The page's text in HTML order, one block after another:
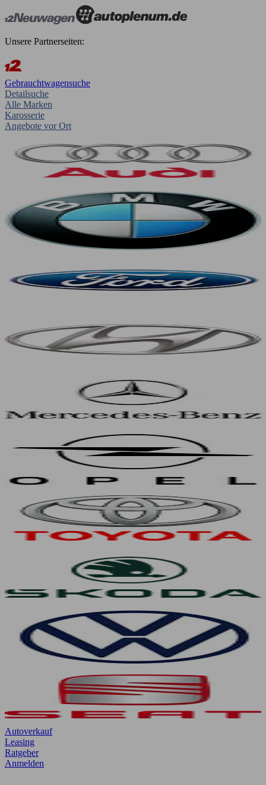
Unsere Partnerseiten:
Gebrauchtwagensuche
Detailsuche
Alle Marken
Karosserie
Angebote vor Ort
Autoverkauf
Leasing
Ratgeber
Anmelden